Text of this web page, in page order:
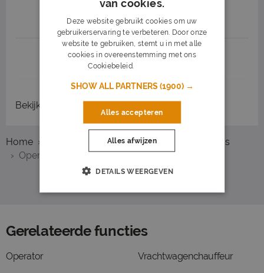
Job highlights
1 2 3 Volgende >
Bekijk recent gesloten vacatures
Home Overzicht vacatures
Berkel en Rodenrijs
Operator
Gerelateerde functies
Operator Vrachtwagenchauffeur
van cookies.
Deze website gebruikt cookies om uw
gebruikerservaring te verbeteren. Door onze
website te gebruiken, stemt u in met alle
cookies in overeenstemming met ons
Cookiebeleid.
SHOW ALL PARTNERS(1900) →
Alles accepteren
Alles afwijzen
DETAILS WEERGEVEN